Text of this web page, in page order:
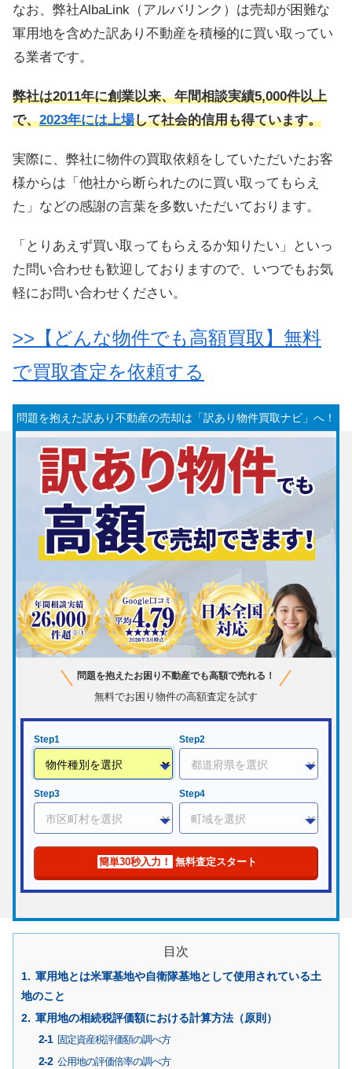
なお、弊社AlbaLink（アルバリンク）は売却が困難な
軍用地を含めた訳あり不動産を積極的に買い取ってい
る業者です。
弊社は2011年に創業以来、年間相談実績5,000件以上
で、2023年には上場して社会的信用も得ています。
実際に、弊社に物件の買取依頼をしていただいたお客
様からは「他社から断られたのに買い取ってもらえ
た」などの感謝の言葉を多数いただいております。
「とりあえず買い取ってもらえるか知りたい」といっ
た問い合わせも歓迎しておりますので、いつでもお気
軽にお問い合わせください。
>>【どんな物件でも高額買取】無料
で買取査定を依頼する
問題を抱えた訳あり不動産の売却は「訳あり物件買取ナビ」へ！
問題を抱えたお困り不動産でも高額で売れる！
無料でお困り物件の高額査定を試す
Step1 Step2
Step3 Step4
簡単30秒入力！ 無料査定スタート
目次
軍用地とは米軍基地や自衛隊基地として使用されている土
地のこと
軍用地の相続税評価額における計算方法（原則）
固定資産税評価額の調べ方
公用地の評価倍率の調べ方